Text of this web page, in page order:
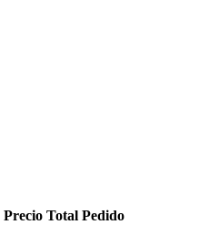
Precio Total Pedido